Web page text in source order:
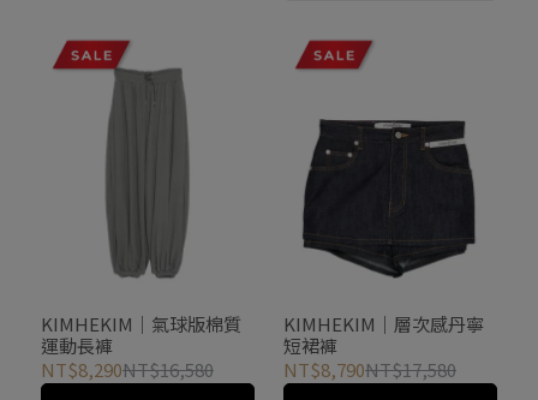
KIMHEKIM｜氣球版棉質
運動長褲
NT$8,290NT$16,580
KIMHEKIM｜層次感丹寧
短裙褲
NT$8,790NT$17,580